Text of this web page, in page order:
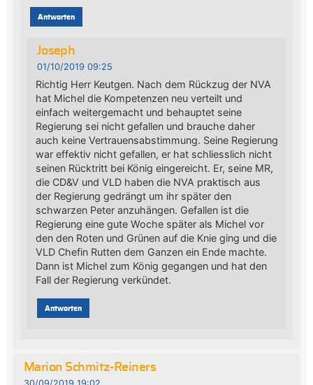
Antworten
Joseph
01/10/2019 09:25
Richtig Herr Keutgen. Nach dem Rückzug der NVA
hat Michel die Kompetenzen neu verteilt und
einfach weitergemacht und behauptet seine
Regierung sei nicht gefallen und brauche daher
auch keine Vertrauensabstimmung. Seine Regierung
war effektiv nicht gefallen, er hat schliesslich nicht
seinen Rücktritt bei König eingereicht. Er, seine MR,
die CD&V und VLD haben die NVA praktisch aus
der Regierung gedrängt um ihr später den
schwarzen Peter anzuhängen. Gefallen ist die
Regierung eine gute Woche später als Michel vor
den den Roten und Grünen auf die Knie ging und die
VLD Chefin Rutten dem Ganzen ein Ende machte.
Dann ist Michel zum König gegangen und hat den
Fall der Regierung verkündet.
Antworten
Marion Schmitz-Reiners